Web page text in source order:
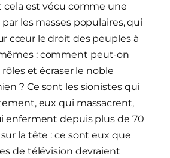
cela est vécu comme une
les masses populaires, qui
cœur le droit des peuples à
: comment peut-on
et écraser le noble
? Ce sont les sionistes qui
eux qui massacrent,
enferment depuis plus de 70
la tête : ce sont eux que
de télévision devraient